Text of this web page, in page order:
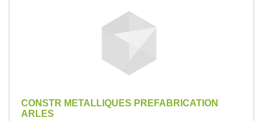
CONSTR METALLIQUES PREFABRICATION
ARLES